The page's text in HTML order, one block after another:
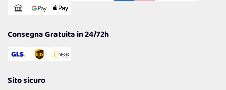
Consegna Gratuita in 24/72h
Sito sicuro